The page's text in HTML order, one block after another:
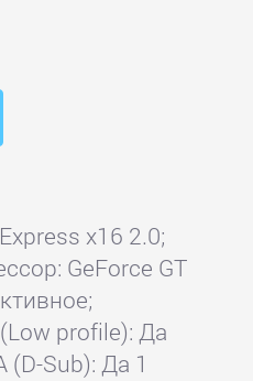
x16 2.0;
GeForce GT
profile): Да
(D-Sub): Да 1